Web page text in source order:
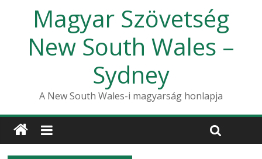
Magyar Szövetség
New South Wales –
Sydney
A New South Wales-i magyarság honlapja